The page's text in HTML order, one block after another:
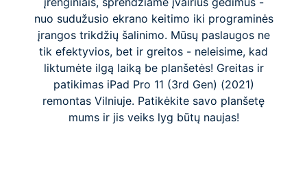
nuo sudužusio ekrano keitimo iki programinės
įrangos trikdžių šalinimo. Mūsų paslaugos ne
tik efektyvios, bet ir greitos - neleisime, kad
liktumėte ilgą laiką be planšetės! Greitas ir
patikimas iPad Pro 11 (3rd Gen) (2021)
remontas Vilniuje. Patikėkite savo planšetę
mums ir jis veiks lyg būtų naujas!